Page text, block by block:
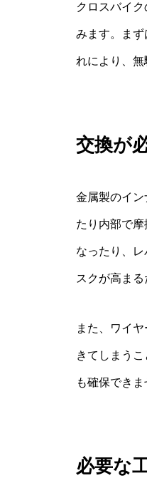
クロスバイ
みます。ま
れにより、無
交換が
金属製のイ
たり内部で
なったり、
スクが高まる
また、ワイ
きてしまう
も確保できま
必要な